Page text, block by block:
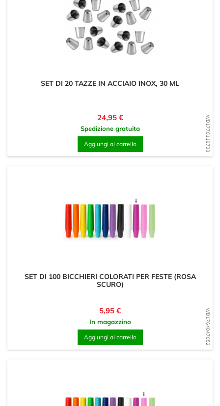
WD1770119733
SET DI 20 TAZZE IN ACCIAIO INOX, 30 ML
Prezzo
24,95 €
Spedizione gratuita
Aggiungi al carrello
WD1764847052
SET DI 100 BICCHIERI COLORATI PER FESTE (ROSA
SCURO)
Prezzo
5,95 €
In magazzino
Aggiungi al carrello